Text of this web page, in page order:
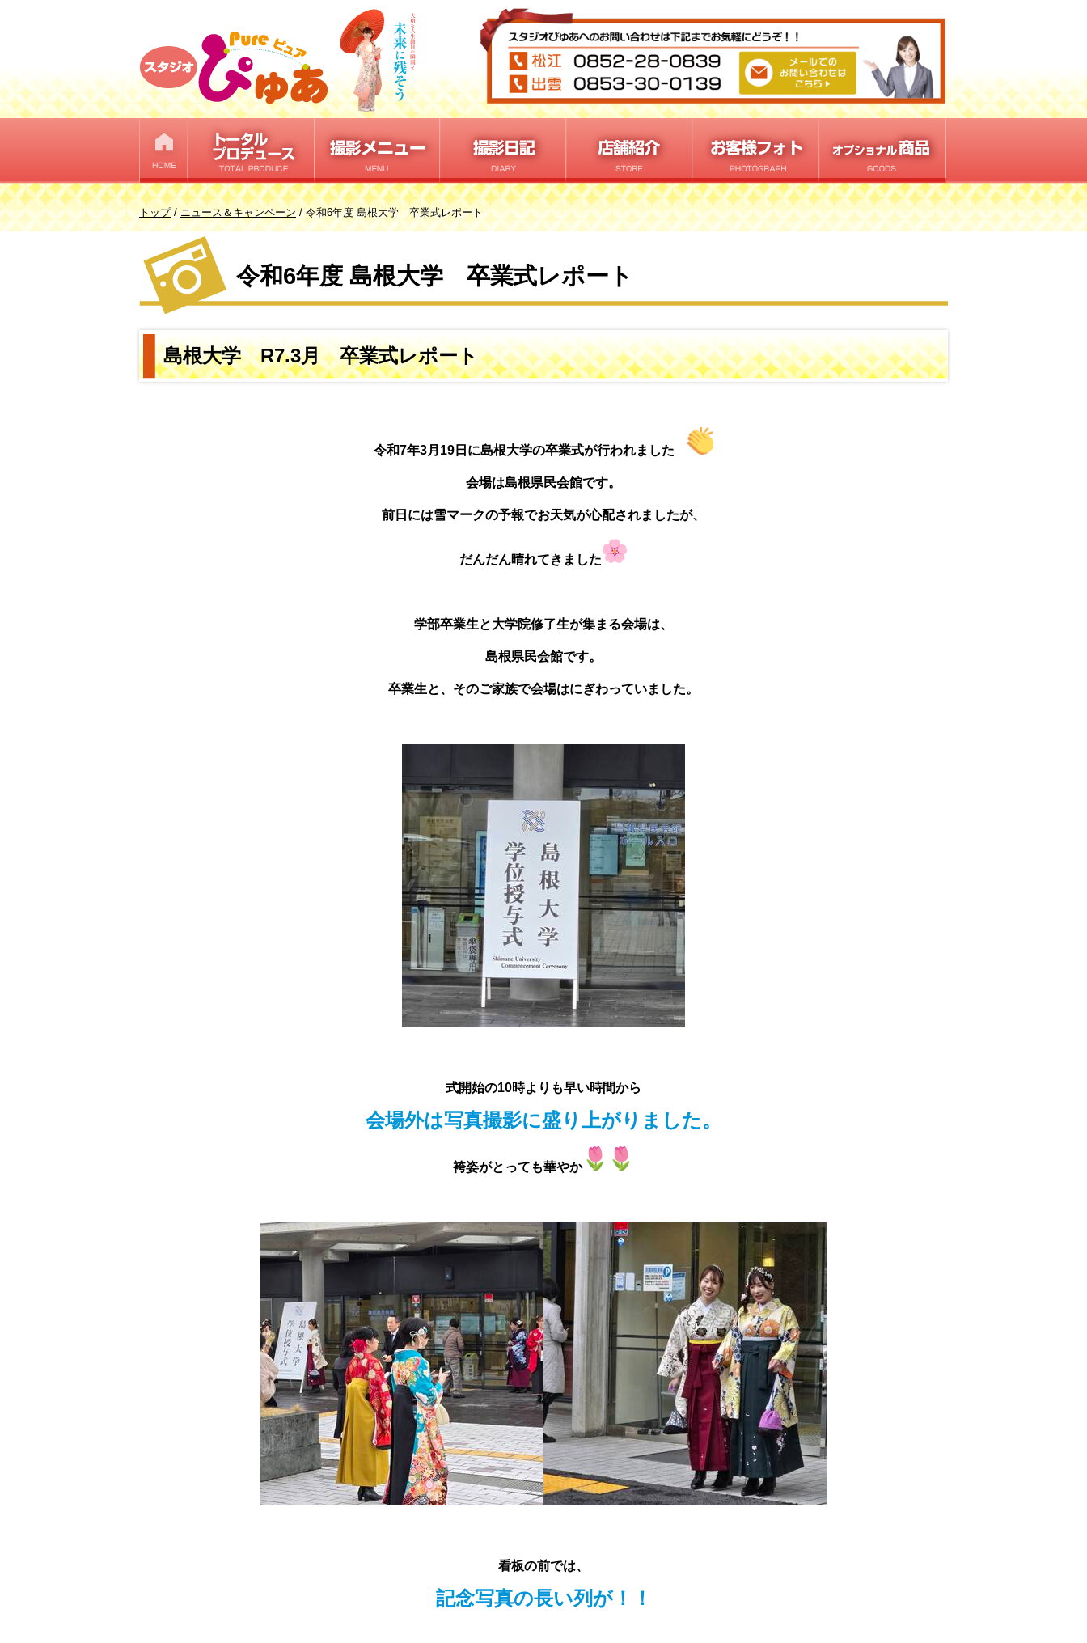
現
在
位
置：
トップ/ニュース＆キャンペーン/令和6年度 島根大学 卒業式レポート
令和6年度 島根大学 卒業式レポート
島根大学 R7.3月 卒業式レポート
令和7年3月19日に島根大学の卒業式が行われました
会場は島根県民会館です。
前日には雪マークの予報でお天気が心配されましたが、
だんだん晴れてきました
学部卒業生と大学院修了生が集まる会場は、
島根県民会館です。
卒業生と、そのご家族で会場はにぎわっていました。
式開始の10時よりも早い時間から
会場外は写真撮影に盛り上がりました。
袴姿がとっても華やか
看板の前では、
記念写真の長い列が！！